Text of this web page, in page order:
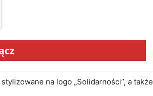
na logo „Solidarności”, a także